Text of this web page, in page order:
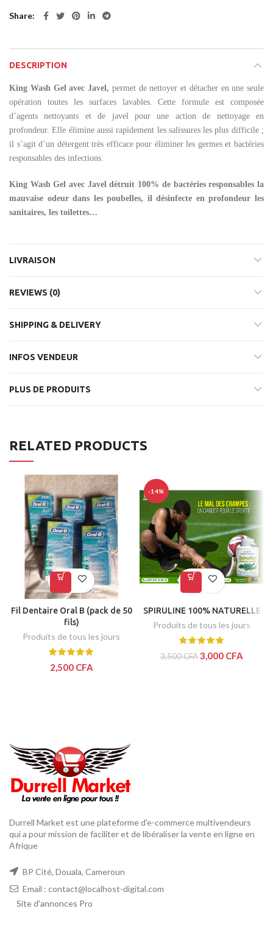
Share
DESCRIPTION
King Wash Gel avec Javel, permet de nettoyer et détacher en une seule
opération toutes les surfaces lavables. Cette formule est composée
d’agents nettoyants et de javel pour une action de nettoyage en
profondeur. Elle élimine aussi rapidement les salissures les plus difficile ;
il s’agit d’un détergent très efficace pour éliminer les germes et bactéries
responsables des infections.
King Wash Gel avec Javel détruit 100% de bactéries responsables la
mauvaise odeur dans les poubelles, il désinfecte en profondeur les
sanitaires, les toilettes…
LIVRAISON
REVIEWS (0)
SHIPPING & DELIVERY
INFOS VENDEUR
PLUS DE PRODUITS
RELATED PRODUCTS
Fil Dentaire Oral B (pack de 50
fils)
Produits de tous les jours
2,500 CFA
-14%
SPIRULINE 100% NATURELLE
Produits de tous les jours
3,500CFA3,000 CFA
Durrell Market est une plateforme d'e-commerce multivendeurs
qui a pour mission de faciliter et de libéraliser la vente en ligne en
Afrique
BP Cité, Douala, Cameroun
Email : contact@localhost-digital.com
Site d'annonces Pro